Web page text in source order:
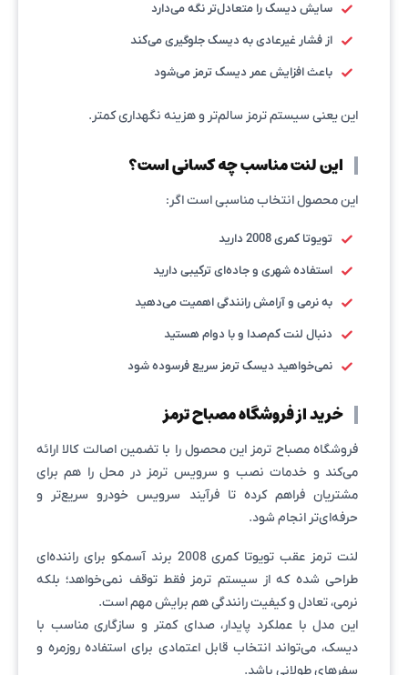
سایش دیسک را متعادل‌تر نگه می‌دارد
از فشار غیرعادی به دیسک جلوگیری می‌کند
باعث افزایش عمر دیسک ترمز می‌شود
این یعنی سیستم ترمز سالم‌تر و هزینه نگهداری کمتر.
این لنت مناسب چه کسانی است؟
این محصول انتخاب مناسبی است اگر:
تویوتا کمری 2008 دارید
استفاده شهری و جاده‌ای ترکیبی دارید
به نرمی و آرامش رانندگی اهمیت می‌دهید
دنبال لنت کم‌صدا و با دوام هستید
نمی‌خواهید دیسک ترمز سریع فرسوده شود
خرید از فروشگاه مصباح ترمز
فروشگاه مصباح ترمز این محصول را با تضمین اصالت کالا ارائه
می‌کند و خدمات نصب و سرویس ترمز در محل را هم برای
مشتریان فراهم کرده تا فرآیند سرویس خودرو سریع‌تر و
حرفه‌ای‌تر انجام شود.
لنت ترمز عقب تویوتا کمری 2008 برند آسمکو برای راننده‌ای
طراحی شده که از سیستم ترمز فقط توقف نمی‌خواهد؛ بلکه
نرمی، تعادل و کیفیت رانندگی هم برایش مهم است.
این مدل با عملکرد پایدار، صدای کمتر و سازگاری مناسب با
دیسک، می‌تواند انتخاب قابل اعتمادی برای استفاده روزمره و
سفرهای طولانی باشد.